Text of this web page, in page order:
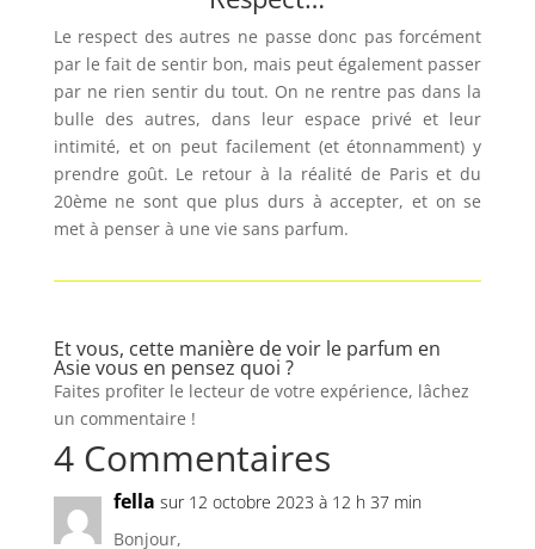
Le respect des autres ne passe donc pas forcément
par le fait de sentir bon, mais peut également passer
par ne rien sentir du tout. On ne rentre pas dans la
bulle des autres, dans leur espace privé et leur
intimité, et on peut facilement (et étonnamment) y
prendre goût. Le retour à la réalité de Paris et du
20ème ne sont que plus durs à accepter, et on se
met à penser à une vie sans parfum.
Et vous, cette manière de voir le parfum en
Asie vous en pensez quoi ?
Faites profiter le lecteur de votre expérience, lâchez
un commentaire !
4 Commentaires
fella sur 12 octobre 2023 à 12 h 37 min
Bonjour,